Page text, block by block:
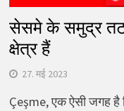
सेसमे के समुद्र
क्षेत्र हैं
27. मई 2023
Çeşme, एक ऐसी जगह है